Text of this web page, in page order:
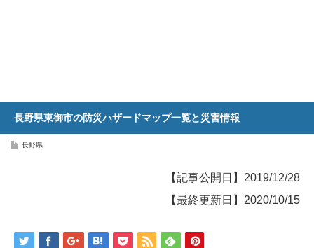
長野県東御市の防災ハザードマップ一覧と災害情報
長野県
【記事公開日】2019/12/28
【最終更新日】2020/10/15